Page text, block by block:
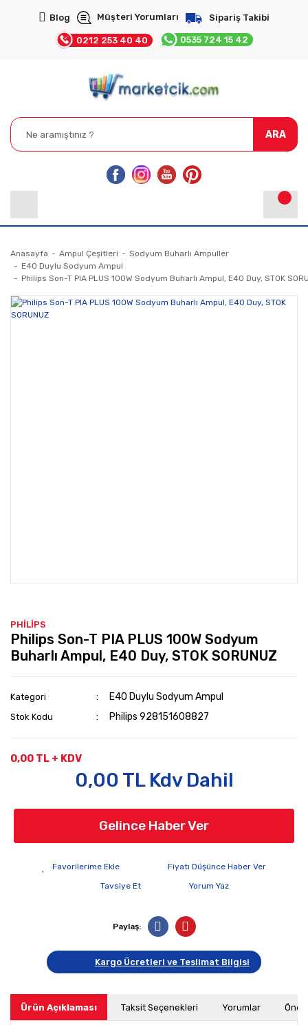
Blog Müşteri Yorumları Sipariş Takibi
0212 253 40 40 0535 724 15 42
ARA
Anasayfa Ampul Çeşitleri
Sodyum Buharlı Ampuller
E40 Duylu Sodyum Ampul
Philips Son-T PIA PLUS 100W Sodyum Buharlı Ampul, E40 Duy, STOK
PHİLİPS
Philips Son-T PIA PLUS 100W Sodyum
Buharlı Ampul, E40 Duy, STOK SORUNUZ
Kategori E40 Duylu Sodyum Ampul
Stok Kodu Philips 928151608827
0,00 TL + KDV
0,00 TL Kdv Dahil
Gelince Haber Ver
Fiyatı Düşünce Haber Ver
Tavsiye Et
Yorum Yaz
Paylaş:
Kargo Ücretleri ve Teslimat Bilgisi
Ürün Açıklaması Taksit Seçenekleri Yorumlar